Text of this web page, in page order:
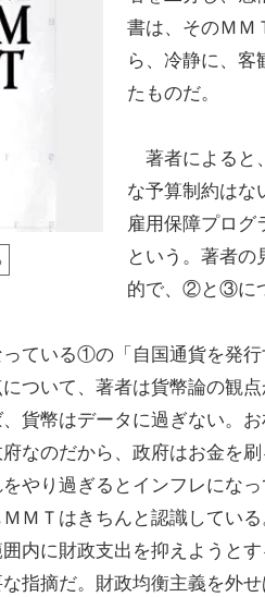
書は、そのＭＭ
ら、冷静に、客
たものだ。
著者によると
な予算制約は
雇用保障プログ
という。著者
的で、②と③に
ている①の「自国通貨を発行
ついて、著者は貨幣論の観
貨幣はデータに過ぎない。
なのだから、政府はお金を
やり過ぎるとインフレにな
ＭＴはきちんと認識してい
内に財政支出を抑えようと
指摘だ。財政均衡主義を外